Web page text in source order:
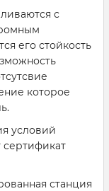
с
его стойкость
которое
условий
сертификат
станция